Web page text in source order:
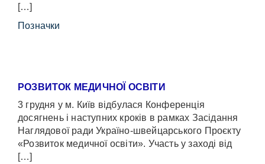
[…]
Позначки
РОЗВИТОК МЕДИЧНОЇ ОСВІТИ
3 грудня у м. Київ відбулася Конференція
досягнень і наступних кроків в рамках Засідання
Наглядової ради Україно-швейцарського Проєкту
«Розвиток медичної освіти». Участь у заході від
[…]